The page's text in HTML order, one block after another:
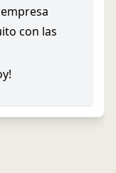
con las